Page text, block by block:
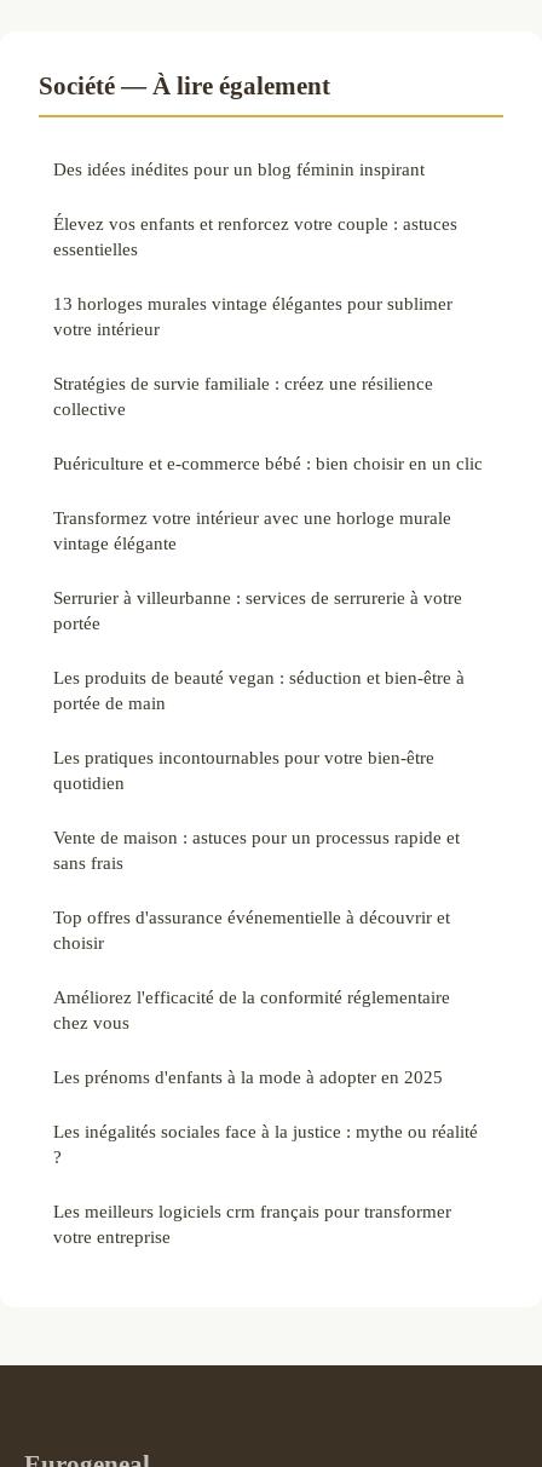
Société — À lire également
Des idées inédites pour un blog féminin inspirant
Élevez vos enfants et renforcez votre couple : astuces
essentielles
13 horloges murales vintage élégantes pour sublimer
votre intérieur
Stratégies de survie familiale : créez une résilience
collective
Puériculture et e-commerce bébé : bien choisir en un clic
Transformez votre intérieur avec une horloge murale
vintage élégante
Serrurier à villeurbanne : services de serrurerie à votre
portée
Les produits de beauté vegan : séduction et bien-être à
portée de main
Les pratiques incontournables pour votre bien-être
quotidien
Vente de maison : astuces pour un processus rapide et
sans frais
Top offres d'assurance événementielle à découvrir et
choisir
Améliorez l'efficacité de la conformité réglementaire
chez vous
Les prénoms d'enfants à la mode à adopter en 2025
Les inégalités sociales face à la justice : mythe ou réalité
?
Les meilleurs logiciels crm français pour transformer
votre entreprise